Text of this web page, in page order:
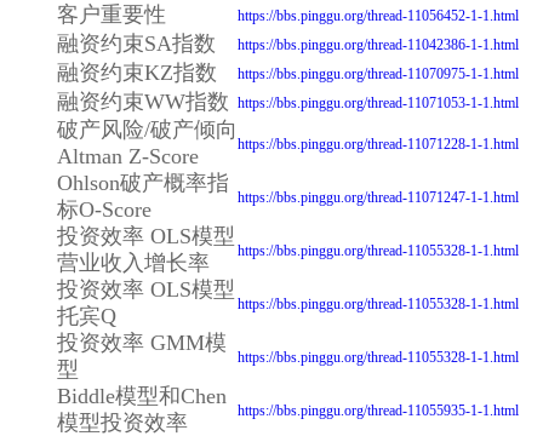
客户重要性 https://bbs.pinggu.org/thread-11056452-1-1.html
融资约束SA指数 https://bbs.pinggu.org/thread-11042386-1-1.html
融资约束KZ指数 https://bbs.pinggu.org/thread-11070975-1-1.html
融资约束WW指数 https://bbs.pinggu.org/thread-11071053-1-1.html
破产风险/破产倾向
Altman Z-Score
https://bbs.pinggu.org/thread-11071228-1-1.html
Ohlson破产概率指
标O-Score
https://bbs.pinggu.org/thread-11071247-1-1.html
投资效率 OLS模型
营业收入增长率
https://bbs.pinggu.org/thread-11055328-1-1.html
投资效率 OLS模型
托宾Q
https://bbs.pinggu.org/thread-11055328-1-1.html
投资效率 GMM模
型
https://bbs.pinggu.org/thread-11055328-1-1.html
Biddle模型和Chen
模型投资效率
https://bbs.pinggu.org/thread-11055935-1-1.html